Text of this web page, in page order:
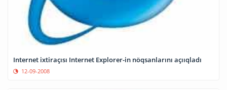
Internet ixtiraçısı Internet Explorer-in nöqsanlarını açııqladı
12-09-2008